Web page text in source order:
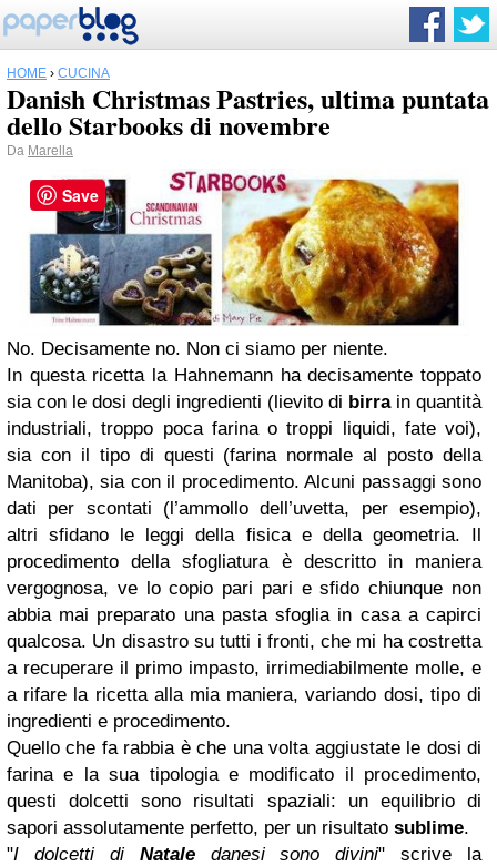
HOME › CUCINA
Danish Christmas Pastries, ultima puntata
dello Starbooks di novembre
Da Marella
No. Decisamente no. Non ci siamo per niente.
In questa ricetta la Hahnemann ha decisamente toppato
sia con le dosi degli ingredienti (lievito di birrain quantità
industriali, troppo poca farina o troppi liquidi, fate voi),
sia con il tipo di questi (farina normale al posto della
Manitoba), sia con il procedimento. Alcuni passaggi sono
dati per scontati (l’ammollo dell’uvetta, per esempio),
altri sfidano le leggi della fisica e della geometria. Il
procedimento della sfogliatura è descritto in maniera
vergognosa, ve lo copio pari pari e sfido chiunque non
abbia mai preparato una pasta sfoglia in casa a capirci
qualcosa. Un disastro su tutti i fronti, che mi ha costretta
a recuperare il primo impasto, irrimediabilmente molle, e
a rifare la ricetta alla mia maniera, variando dosi, tipo di
ingredienti e procedimento.
Quello che fa rabbia è che una volta aggiustate le dosi di
farina e la sua tipologia e modificato il procedimento,
questi dolcetti sono risultati spaziali: un equilibrio di
sapori assolutamente perfetto, per un risultato sublime.
"I dolcetti di Nataledanesi sono divini" scrive la
Save